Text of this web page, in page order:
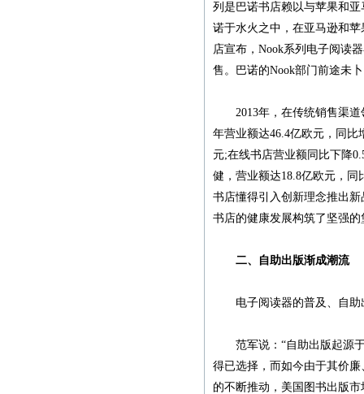
列是巴诺书店赖以与苹果和
诺于水火之中，在亚马逊和
店宣布，Nook系列电子阅读
售。巴诺的Nook部门前途未
2013年，在传统销售渠道
年营业额达46.4亿欧元，同比
元;在线书店营业额同比下降
健，营业额达18.8亿欧元，同
书店懂得引入创新理念推出
书店的健康发展构筑了坚强的
二、自助出版渐成潮流
电子阅读器的普及、自助
范军说：“自助出版起源于
得已选择，而如今由于其价
的不断推动，美国图书出版